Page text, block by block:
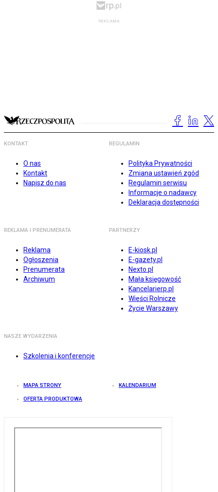
KONTAKT
O nas
Kontakt
Napisz do nas
REGULAMIN
Polityka Prywatności
Zmiana ustawień zgód
Regulamin serwisu
Informacje o nadawcy
Deklaracja dostępności
REKLAMA I PRENUMERATA
Reklama
Ogłoszenia
Prenumerata
Archiwum
PARTNERZY
E-kiosk.pl
E-gazety.pl
Nexto.pl
Mała księgowość
Kancelarierp.pl
Wieści Rolnicze
Życie Warszawy
NASZE WYDARZENIA
Szkolenia i konferencje
MAPA STRONY KALENDARIUM
OFERTA PRODUKTOWA